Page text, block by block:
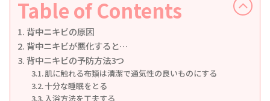
Table of Contents
背中ニキビの原因
背中ニキビが悪化すると…
背中ニキビの予防方法3つ
肌に触れる布類は清潔で通気性の良いものにする
十分な睡眠をとる
入浴方法を工夫する